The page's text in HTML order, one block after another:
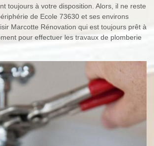
toujours à votre disposition. Alors, il ne reste
de Ecole 73630 et ses environs
Marcotte Rénovation qui est toujours prêt à
pour effectuer les travaux de plomberie